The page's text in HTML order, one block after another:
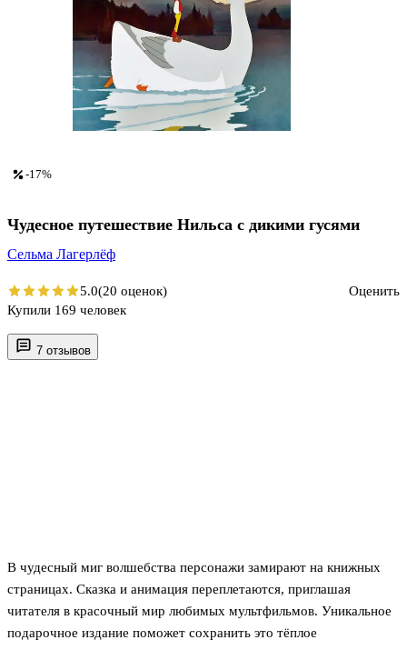
7 отзывов
В чудесный миг волшебства персонажи замирают на книжных
страницах. Сказка и анимация переплетаются, приглашая
читателя в красочный мир любимых мультфильмов. Уникальное
подарочное издание поможет сохранить это тёплое
-17%
Чудесное путешествие Нильса с дикими гусями
Сельма Лагерлёф
5.0(20 оценок)
Оценить
Купили 169 человек